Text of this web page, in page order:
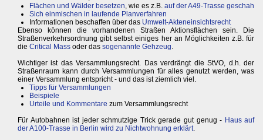
Flächen und Wälder besetzen, wie es z.B. auf der A49-Trasse geschah
Sich einmischen in laufende Planverfahren
Informationen beschaffen über das Umwelt-Akteneinsichtsrecht
Ebenso können die vorhandenen Straßen Aktionsflächen sein. Die
Straßenverkehrsordnung gibt selbst einiges her an Möglichkeiten z.B. für
die Critical Mass oder das sogenannte Gehzeug.
Wichtiger ist das Versammlungsrecht. Das verdrängt die StVO, d.h. der
Straßenraum kann durch Versammlungen für alles genutzt werden, was
einer Versammlung entspricht - und das ist ziemlich viel.
Tipps für Versammlungen
Beispiele
Urteile und Kommentare zum Versammlungsrecht
Für Autobahnen ist jeder schmutzige Trick gerade gut genug - Haus auf
der A100-Trasse in Berlin wird zu Nichtwohnung erklärt.